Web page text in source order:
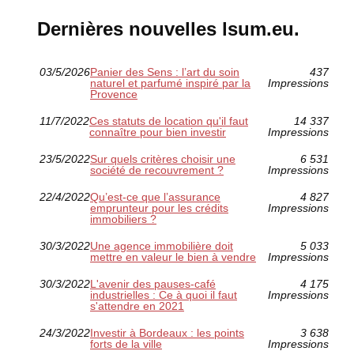
Dernières nouvelles lsum.eu.
03/5/2026Panier des Sens : l’art du soin
naturel et parfumé inspiré par la
Provence
437
Impressions
11/7/2022Ces statuts de location qu'il faut
connaître pour bien investir
14 337
Impressions
23/5/2022Sur quels critères choisir une
société de recouvrement ?
6 531
Impressions
22/4/2022Qu’est-ce que l’assurance
emprunteur pour les crédits
immobiliers ?
4 827
Impressions
30/3/2022Une agence immobilière doit
mettre en valeur le bien à vendre
5 033
Impressions
30/3/2022L'avenir des pauses-café
industrielles : Ce à quoi il faut
s'attendre en 2021
4 175
Impressions
24/3/2022Investir à Bordeaux : les points
forts de la ville
3 638
Impressions